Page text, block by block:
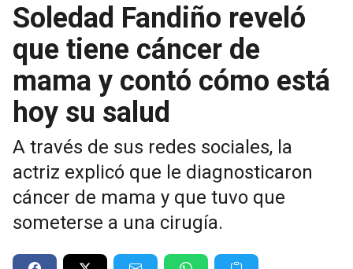
Soledad Fandiño reveló
que tiene cáncer de
mama y contó cómo está
hoy su salud
A través de sus redes sociales, la
actriz explicó que le diagnosticaron
cáncer de mama y que tuvo que
someterse a una cirugía.